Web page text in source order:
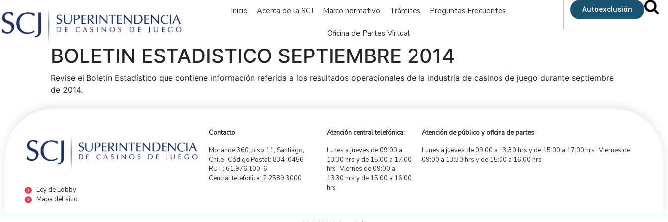
Inicio Acerca de la SCJ Marco normativo Trámites Preguntas Frecuentes
Oficina de Partes Virtual
Autoexclusión
BOLETÍN ESTADÍSTICO SEPTIEMBRE 2014
Revise el Boletín Estadístico que contiene información referida a los resultados operacionales de la industria de casinos de juego durante septiembre
de 2014.
Ley de Lobby
Mapa del sitio
Contacto
Morandé 360, piso 11, Santiago,
Chile Código Postal: 834-0456
RUT: 61.976.100-6
Central telefónica: 2 2589 3000
Atención central telefónica:
Lunes a jueves de 09:00 a
13:30 hrs y de 15:00 a 17:00
hrs Viernes de 09:00 a
13:30 hrs y de 15:00 a 16:00
hrs
Atención de público y oficina de partes
Lunes a jueves de 09:00 a 13:30 hrs y de 15:00 a 17:00 hrs Viernes de
09:00 a 13:30 hrs y de 15:00 a 16:00 hrs